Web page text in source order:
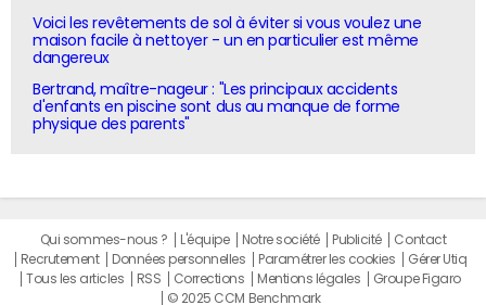
Voici les revêtements de sol à éviter si vous voulez une
maison facile à nettoyer - un en particulier est même
dangereux
Bertrand, maître-nageur : "Les principaux accidents
d'enfants en piscine sont dus au manque de forme
physique des parents"
Qui sommes-nous ? L'équipe Notre société Publicité
Contact
Recrutement
Données personnelles Paramétrer les cookies
Gérer Utiq
Tous les articles
RSS Corrections Mentions légales
Groupe Figaro
© 2025 CCM Benchmark